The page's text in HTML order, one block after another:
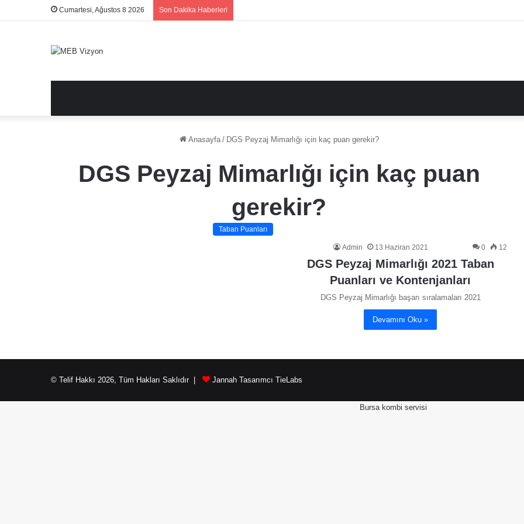
Cumartesi, Ağustos 8 2026 Son Dakika Haberleri
Anasayfa / DGS Peyzaj Mimarlığı için kaç puan gerekir?
DGS Peyzaj Mimarlığı için kaç puan
gerekir?
Taban Puanları
Admin 13 Haziran 2021 0 12
DGS Peyzaj Mimarlığı 2021 Taban
Puanları ve Kontenjanları
DGS Peyzaj Mimarlığı başarı sıralamaları 2021
Devamını Oku »
© Telif Hakkı 2026, Tüm Hakları Saklıdır | Jannah Tasarımcı TieLabs
Bursa kombi servisi